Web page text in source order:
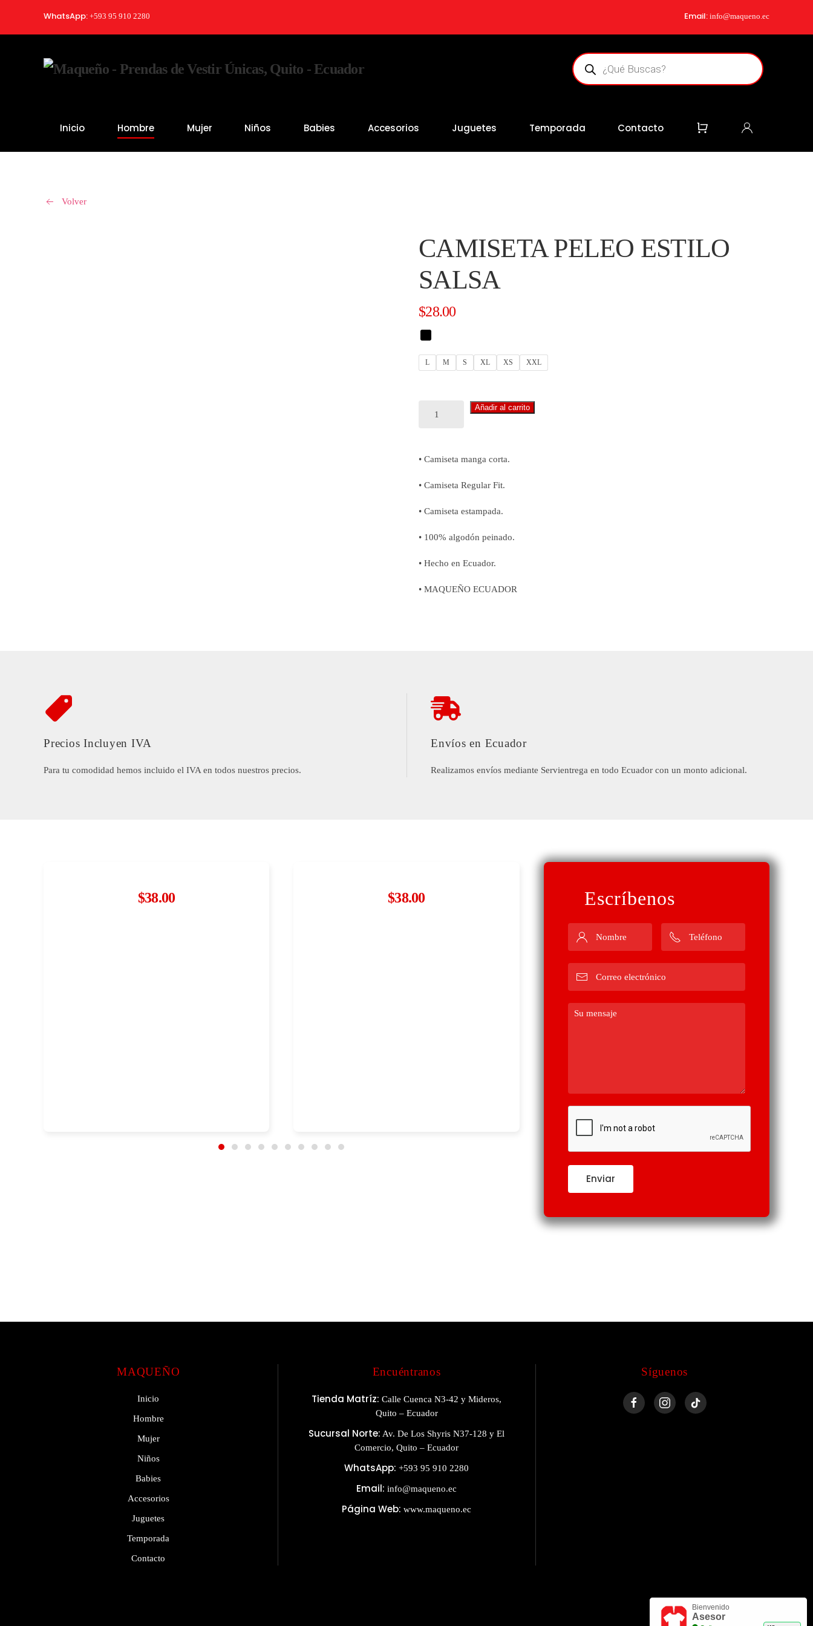
Skip to main content
WhatsApp: +593 95 910 2280 Email: info@maqueno.ec
Búsqueda
de
productos
Inicio Hombre Mujer Niños Babies Accesorios Juguetes Temporada Contacto
Volver
CAMISETA PELEO ESTILO
SALSA
$28.00
L M S XL XS XXL
PELEO
cantidad
Añadir al carrito
• Camiseta manga corta.
• Camiseta Regular Fit.
• Camiseta estampada.
• 100% algodón peinado.
• Hecho en Ecuador.
• MAQUEÑO ECUADOR
Precios Incluyen IVA
Para tu comodidad hemos incluido el IVA en todos nuestros precios.
Envíos en Ecuador
Realizamos envíos mediante Servientrega en todo Ecuador con un monto adicional.
$38.00 $38.00
$38.00
Escríbenos
Enviar
MAQUEÑO
Inicio
Hombre
Mujer
Niños
Babies
Accesorios
Juguetes
Temporada
Contacto
Encuéntranos
Tienda Matríz: Calle Cuenca N3-42 y Mideros,
Quito – Ecuador
Sucursal Norte: Av. De Los Shyris N37-128 y El
Comercio, Quito – Ecuador
WhatsApp: +593 95 910 2280
Email: info@maqueno.ec
Página Web: www.maqueno.ec
Síguenos
Bienvenido
Asesor